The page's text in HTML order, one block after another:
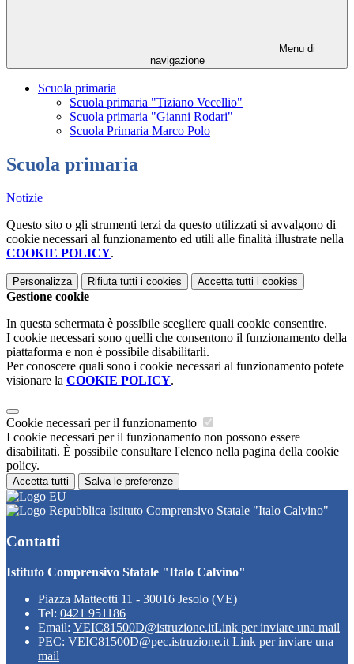
Menu di
navigazione
Scuola primaria
Scuola primaria "Tiziano Vecellio"
Scuola primaria "Gianni Rodari"
Scuola Primaria Marco Polo
Scuola primaria
Notizie
Questo sito o gli strumenti terzi da questo utilizzati si avvalgono di
cookie necessari al funzionamento ed utili alle finalità illustrate nella
COOKIE POLICY.
Personalizza Rifiuta tutti i cookies Accetta tutti i cookies
Gestione cookie
In questa schermata è possibile scegliere quali cookie consentire.
I cookie necessari sono quelli che consentono il funzionamento della
piattaforma e non è possibile disabilitarli.
Per conoscere quali sono i cookie necessari al funzionamento potete
visionare la COOKIE POLICY.
Cookie necessari per il funzionamento
I cookie necessari per il funzionamento non possono essere
disabilitati. È possibile consultare l'elenco nella pagina della cookie
policy.
Accetta tutti Salva le preferenze
Istituto Comprensivo Statale "Italo Calvino"
Contatti
Istituto Comprensivo Statale "Italo Calvino"
Piazza Matteotti 11 - 30016 Jesolo (VE)
Tel: 0421 951186
Email: VEIC81500D@istruzione.itLink per inviare una mail
PEC: VEIC81500D@pec.istruzione.it Link per inviare una
mail